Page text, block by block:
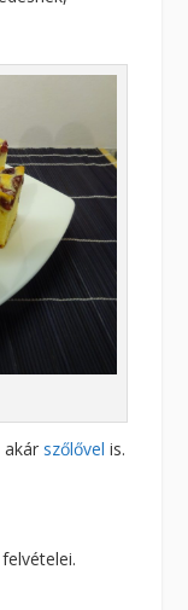
akár szőlővel is.